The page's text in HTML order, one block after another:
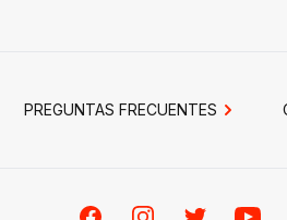
PREGUNTAS FRECUENTES